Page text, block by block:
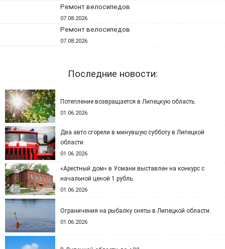
Ремонт велосипедов
07.08.2026
Ремонт велосипедов
07.08.2026
Последние новости:
Потепление возвращается в Липецкую область.
01.06.2026
Два авто сгорели в минувшую субботу в Липецкой
области.
01.06.2026
«Арестный дом» в Усмани выставлен на конкурс с
начальной ценой 1 рубль.
01.06.2026
Ограничения на рыбалку сняты в Липецкой области.
01.06.2026